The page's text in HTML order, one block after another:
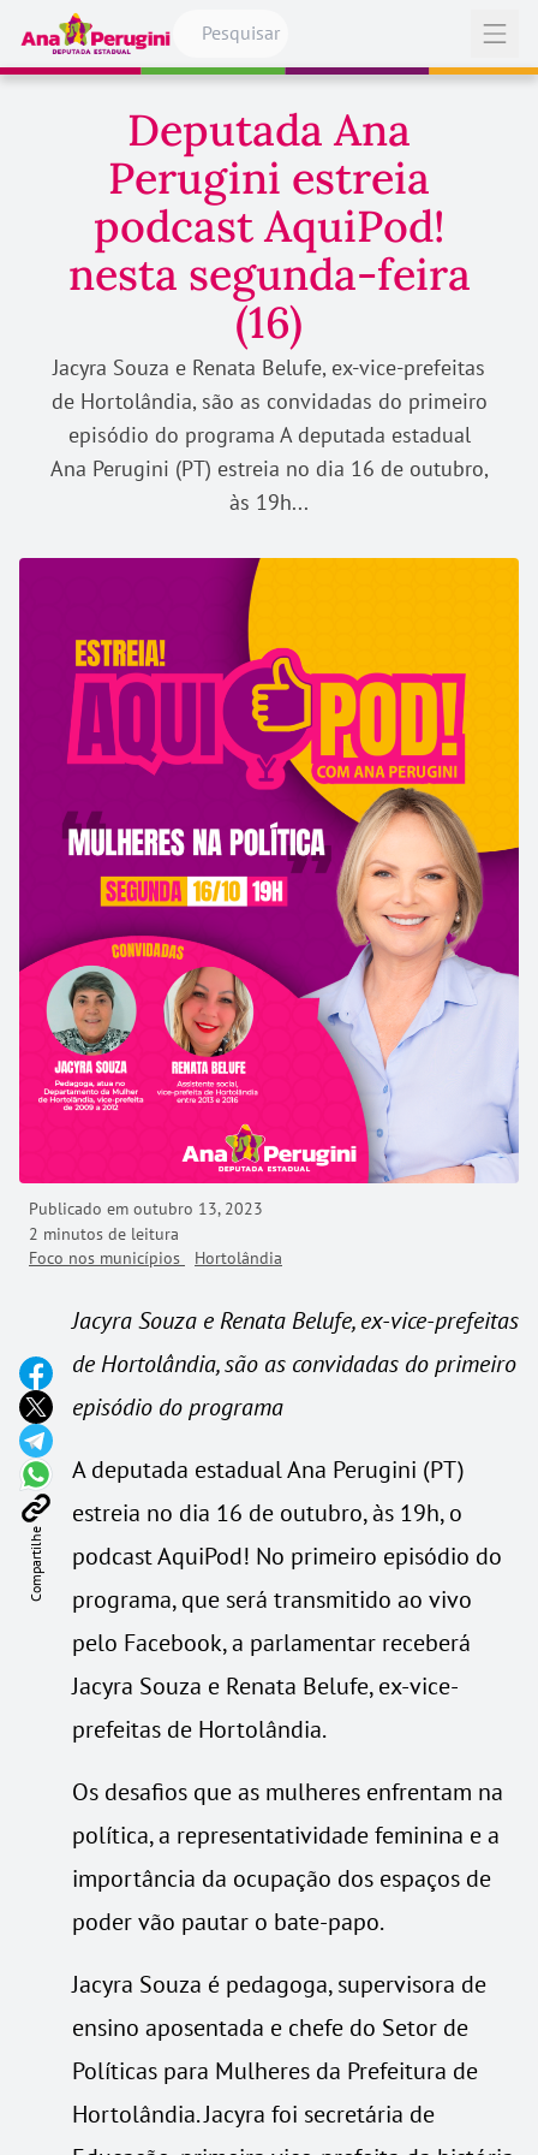
Pular para o conteúdo
Abrir
Deputada Ana
Perugini estreia
podcast AquiPod!
nesta segunda-feira
(16)
Jacyra Souza e Renata Belufe, ex-vice-prefeitas
de Hortolândia, são as convidadas do primeiro
episódio do programa A deputada estadual
Ana Perugini (PT) estreia no dia 16 de outubro,
às 19h...
Publicado em outubro 13, 2023
2 minutos de leitura
Foco nos municípios
Hortolândia
Compartilhe
Jacyra Souza e Renata Belufe, ex-vice-prefeitas
de Hortolândia, são as convidadas do primeiro
episódio do programa
A deputada estadual Ana Perugini (PT)
estreia no dia 16 de outubro, às 19h, o
podcast AquiPod! No primeiro episódio do
programa, que será transmitido ao vivo
pelo Facebook, a parlamentar receberá
Jacyra Souza e Renata Belufe, ex-vice-
prefeitas de Hortolândia.
Os desafios que as mulheres enfrentam na
política, a representatividade feminina e a
importância da ocupação dos espaços de
poder vão pautar o bate-papo.
Jacyra Souza é pedagoga, supervisora de
ensino aposentada e chefe do Setor de
Políticas para Mulheres da Prefeitura de
Hortolândia. Jacyra foi secretária de